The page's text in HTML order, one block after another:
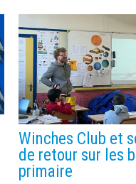
Winches Club et
de retour sur les
primaire